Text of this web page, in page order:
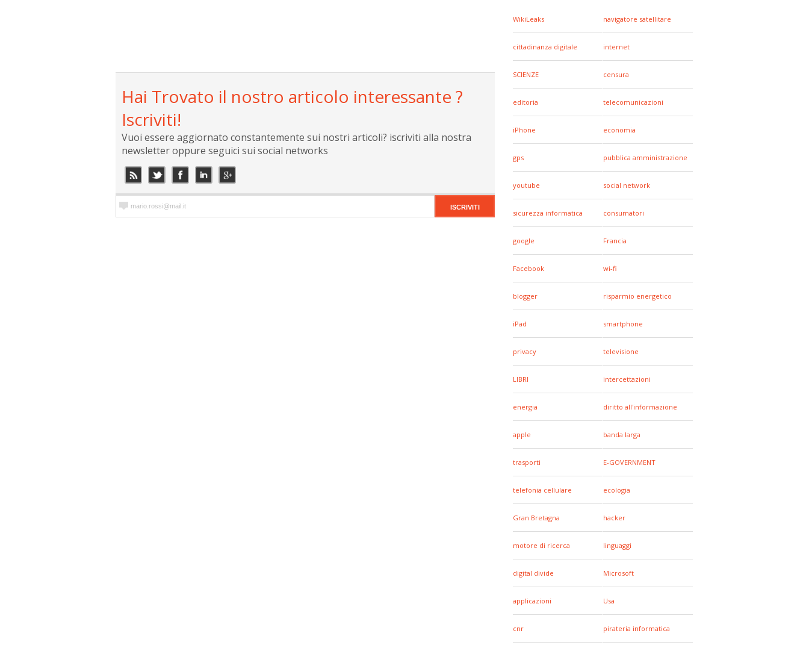
WikiLeaks navigatore satellitare
cittadinanza digitale internet
SCIENZE censura
editoria telecomunicazioni
iPhone economia
gps pubblica amministrazione
youtube social network
sicurezza informatica consumatori
google Francia
Facebook wi-fi
blogger risparmio energetico
iPad smartphone
privacy televisione
LIBRI intercettazioni
energia diritto all'informazione
apple banda larga
trasporti E-GOVERNMENT
telefonia cellulare ecologia
Gran Bretagna hacker
motore di ricerca linguaggi
digital divide Microsoft
applicazioni Usa
cnr pirateria informatica
Hai Trovato il nostro articolo interessante ?
Iscriviti!
Vuoi essere aggiornato constantemente sui nostri articoli? iscriviti alla nostra
newsletter oppure seguici sui social networks